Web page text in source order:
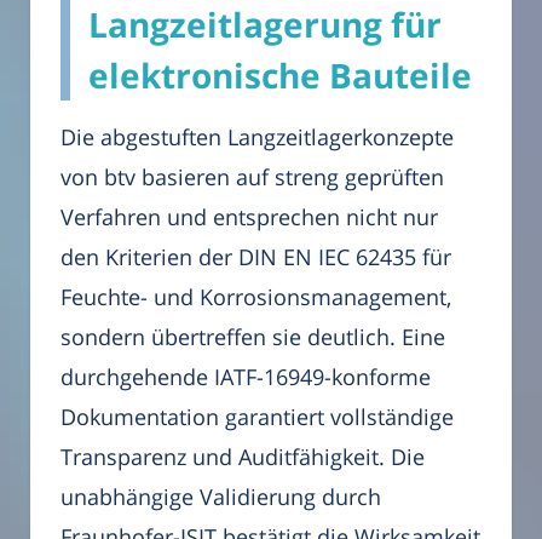
Langzeitlagerung für
elektronische Bauteile
Die abgestuften Langzeitlagerkonzepte
von btv basieren auf streng geprüften
Verfahren und entsprechen nicht nur
den Kriterien der DIN EN IEC 62435 für
Feuchte- und Korrosionsmanagement,
sondern übertreffen sie deutlich. Eine
durchgehende IATF-16949-konforme
Dokumentation garantiert vollständige
Transparenz und Auditfähigkeit. Die
unabhängige Validierung durch